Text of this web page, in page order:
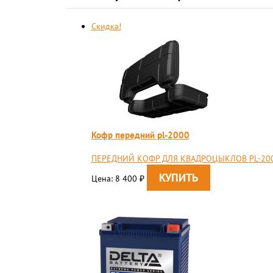
Скидка!
Кофр передний pl-2000
ПЕРЕДНИЙ КОФР ДЛЯ КВАДРОЦЫКЛОВ PL-
Цена: 8 400 ₽